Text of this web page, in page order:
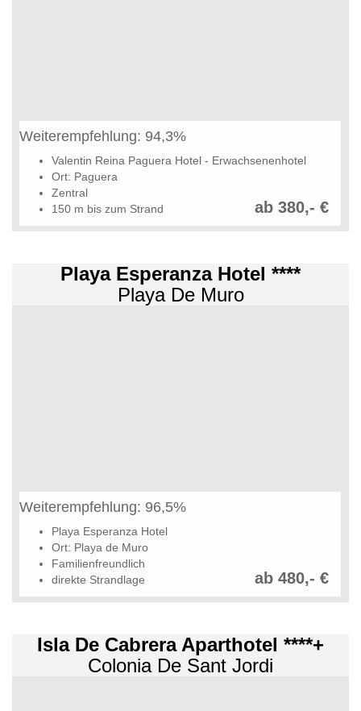
Weiterempfehlung: 94,3%
Valentin Reina Paguera Hotel - Erwachsenenhotel
Ort: Paguera
Zentral
150 m bis zum Strand
ab 380,- €
Playa Esperanza Hotel ****
Playa De Muro
Weiterempfehlung: 96,5%
Playa Esperanza Hotel
Ort: Playa de Muro
Familienfreundlich
direkte Strandlage
ab 480,- €
Isla De Cabrera Aparthotel ****+
Colonia De Sant Jordi